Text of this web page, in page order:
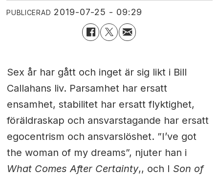
PUBLICERAD 2019-07-25 - 09:29
Sex år har gått och inget är sig likt i Bill
Callahans liv. Parsamhet har ersatt
ensamhet, stabilitet har ersatt flyktighet,
föräldraskap och ansvarstagande har ersatt
egocentrism och ansvarslöshet. ”I’ve got
the woman of my dreams”, njuter han i
What Comes After Certainty,, och I Son of